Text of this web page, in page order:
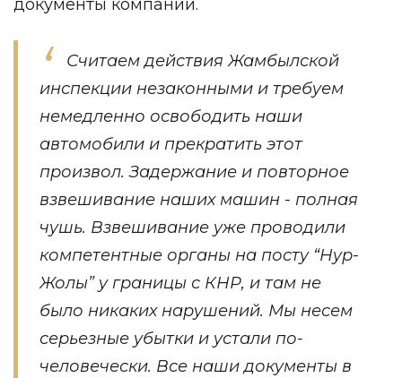
документы компании.
Считаем действия Жамбылской
инспекции незаконными и требуем
немедленно освободить наши
автомобили и прекратить этот
произвол. Задержание и повторное
взвешивание наших машин - полная
чушь. Взвешивание уже проводили
компетентные органы на посту “Нур-
Жолы” у границы с КНР, и там не
было никаких нарушений. Мы несем
серьезные убытки и устали по-
человечески. Все наши документы в